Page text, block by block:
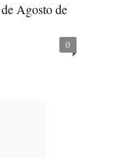
Agosto de
0